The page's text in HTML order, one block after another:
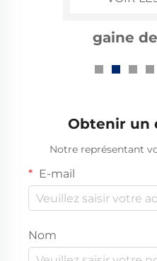
gaine
Obtenir un
Notre représentant
E-mail
Nom